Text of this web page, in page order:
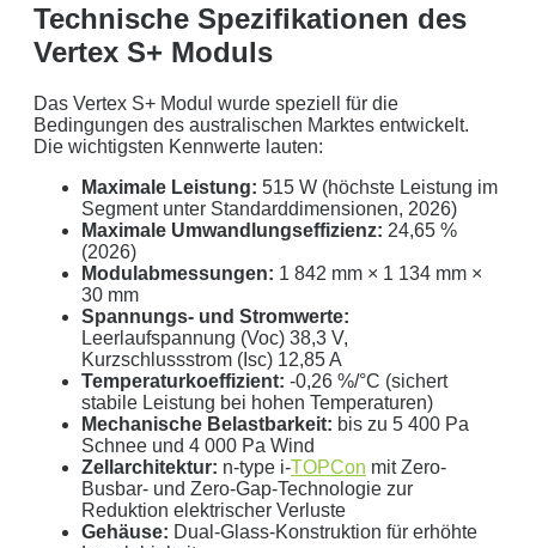
ergibt ein Autarkiegrad von0 %
Detailliertere Berechnungen liefert unser
Wirtschaftlichkeitsrechner
die bis 5000 kWh optimiert ist.
Bitte lasse dieses Feld leer.
Mit dem Absenden erklären Sie sich mit der
einverstanden. Wir geben Ihre Daten nicht ohne Ihre ausdrückliche
Zustimmung an Dritte weiter. Wir verwenden Ihre Daten nicht zu
Werbezwecken in Form von Newslettern oder sonstigen
Technische Spezifikationen des
Vertex S+ Moduls
Das Vertex S+ Modul wurde speziell für die
Bedingungen des australischen Marktes entwickelt.
Die wichtigsten Kennwerte lauten:
Maximale Leistung: 515 W (höchste Leistung im
Segment unter Standarddimensionen, 2026)
Maximale Umwandlungseffizienz: 24,65 %
(2026)
Modulabmessungen: 1 842 mm × 1 134 mm ×
30 mm
Spannungs- und Stromwerte:
Leerlaufspannung (Voc) 38,3 V,
Kurzschlussstrom (Isc) 12,85 A
Temperaturkoeffizient: -0,26 %/°C (sichert
stabile Leistung bei hohen Temperaturen)
Mechanische Belastbarkeit: bis zu 5 400 Pa
Schnee und 4 000 Pa Wind
Zellarchitektur: n-type i-TOPCon mit Zero-
Busbar- und Zero-Gap-Technologie zur
Reduktion elektrischer Verluste
Gehäuse: Dual-Glass-Konstruktion für erhöhte